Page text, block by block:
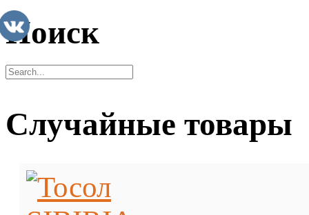
Поиск
Случайные товары